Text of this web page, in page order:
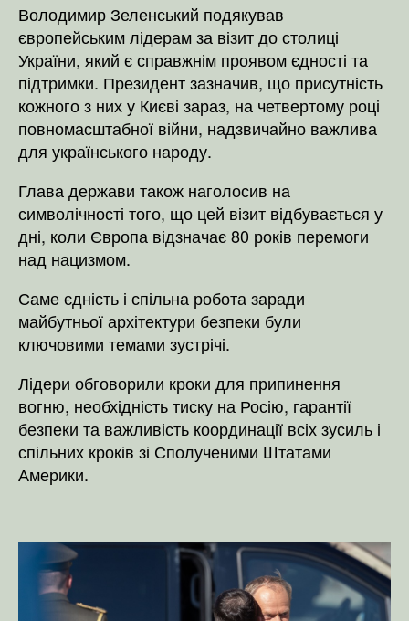
Володимир Зеленський подякував
європейським лідерам за візит до столиці
України, який є справжнім проявом єдності та
підтримки. Президент зазначив, що присутність
кожного з них у Києві зараз, на четвертому році
повномасштабної війни, надзвичайно важлива
для українського народу.
Глава держави також наголосив на
символічності того, що цей візит відбувається у
дні, коли Європа відзначає 80 років перемоги
над нацизмом.
Саме єдність і спільна робота заради
майбутньої архітектури безпеки були
ключовими темами зустрічі.
Лідери обговорили кроки для припинення
вогню, необхідність тиску на Росію, гарантії
безпеки та важливість координації всіх зусиль і
спільних кроків зі Сполученими Штатами
Америки.